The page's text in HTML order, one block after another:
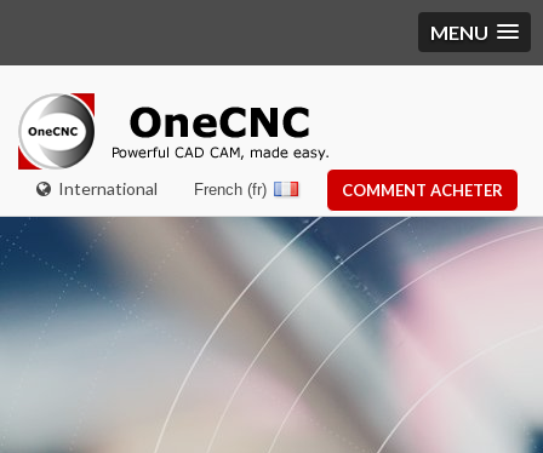
MENU
International COMMENT ACHETER
French (fr)